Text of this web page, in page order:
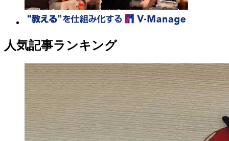
人気記事ランキング